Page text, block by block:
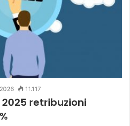
11.117
retribuzioni